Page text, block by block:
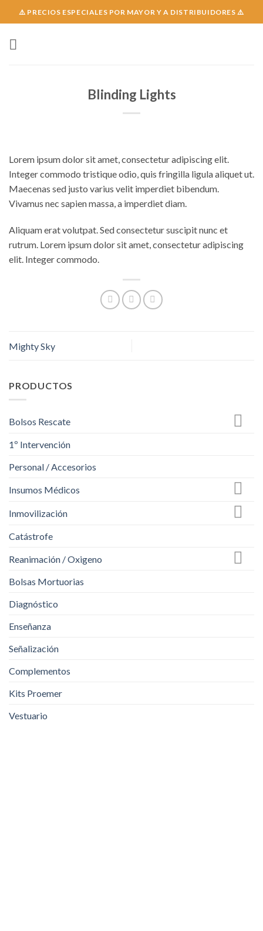
to
⚠️ PRECIOS ESPECIALES POR MAYOR Y A DISTRIBUIDORES ⚠️
Blinding Lights
Lorem ipsum dolor sit amet, consectetur adipiscing elit.
Integer commodo tristique odio, quis fringilla ligula aliquet ut.
Maecenas sed justo varius velit imperdiet bibendum.
Vivamus nec sapien massa, a imperdiet diam.
Aliquam erat volutpat. Sed consectetur suscipit nunc et
rutrum. Lorem ipsum dolor sit amet, consectetur adipiscing
elit. Integer commodo.
Mighty Sky
PRODUCTOS
Bolsos Rescate
1º Intervención
Personal / Accesorios
Insumos Médicos
Inmovilización
Catástrofe
Reanimación / Oxigeno
Bolsas Mortuorias
Diagnóstico
Enseñanza
Señalización
Complementos
Kits Proemer
Vestuario